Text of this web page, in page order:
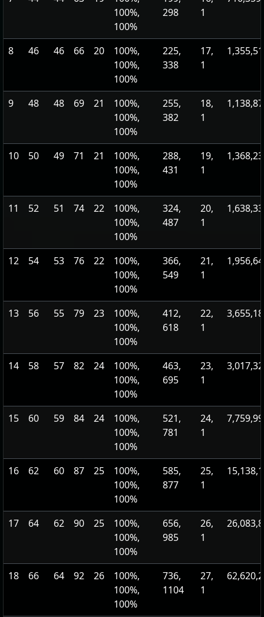
100%,
100%
298
1
8 46 46 66 20
100%,
100%,
100%
225,
338
17,
1
9 48 48 69 21
100%,
100%,
100%
255,
382
18,
1
10 50 49 71 21
100%,
100%,
100%
288,
431
19,
1
11 52 51 74 22
100%,
100%,
100%
324,
487
20,
1
12 54 53 76 22
100%,
100%,
100%
366,
549
21,
1
13 56 55 79 23
100%,
100%,
100%
412,
618
22,
1
14 58 57 82 24
100%,
100%,
100%
463,
695
23,
1
15 60 59 84 24
100%,
100%,
100%
521,
781
24,
1
16 62 60 87 25
100%,
100%,
100%
585,
877
25,
1
17 64 62 90 25
100%,
100%,
100%
656,
985
26,
1
18 66 64 92 26
100%,
100%,
100%
736,
1104
27,
1